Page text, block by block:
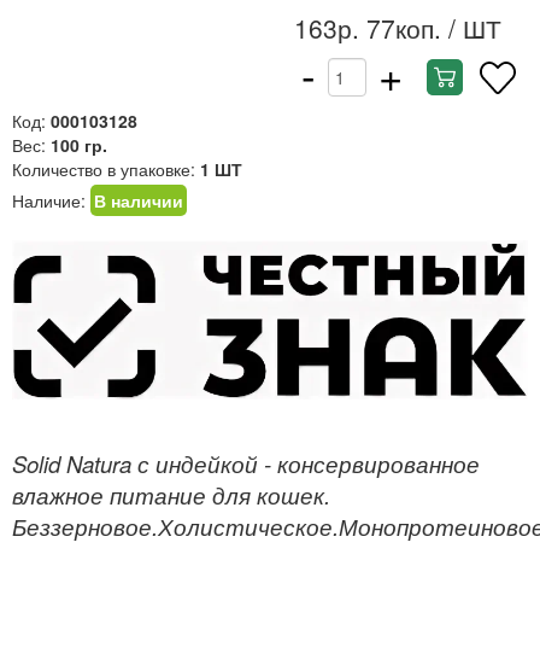
163р. 77коп. / ШТ
- +
Код: 000103128
Вес: 100 гр.
Количество в упаковке: 1 ШТ
Наличие: В наличии
Solid Natura с индейкой - консервированное
влажное питание для кошек.